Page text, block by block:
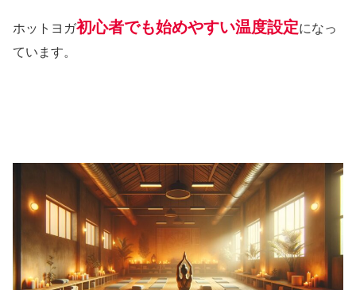
ホットヨガ初心者でも始めやすい温度設定になっ
ています。